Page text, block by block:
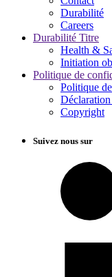
Durabilité
Careers
Durabilité Titre
Health &
Initiation
Politique de
Politique
Copyright
Suivez nous sur